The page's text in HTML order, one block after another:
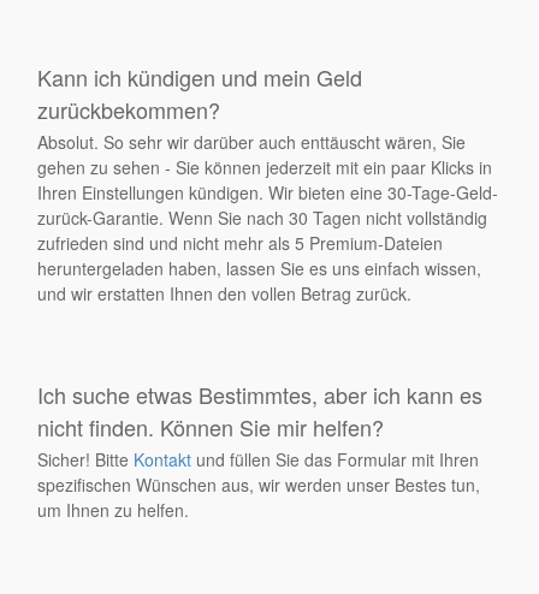
Kann ich kündigen und mein Geld
zurückbekommen?
Absolut. So sehr wir darüber auch enttäuscht wären, Sie
gehen zu sehen - Sie können jederzeit mit ein paar Klicks in
Ihren Einstellungen kündigen. Wir bieten eine 30-Tage-Geld-
zurück-Garantie. Wenn Sie nach 30 Tagen nicht vollständig
zufrieden sind und nicht mehr als 5 Premium-Dateien
heruntergeladen haben, lassen Sie es uns einfach wissen,
und wir erstatten Ihnen den vollen Betrag zurück.
Ich suche etwas Bestimmtes, aber ich kann es
nicht finden. Können Sie mir helfen?
Sicher! Bitte Kontakt und füllen Sie das Formular mit Ihren
spezifischen Wünschen aus, wir werden unser Bestes tun,
um Ihnen zu helfen.